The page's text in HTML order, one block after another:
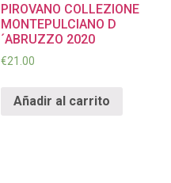
PIROVANO COLLEZIONE
MONTEPULCIANO D
´ABRUZZO 2020
€21.00
Añadir al carrito